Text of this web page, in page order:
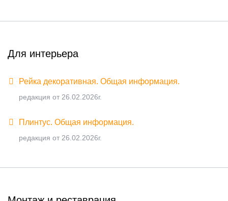
Для интерьера
Рейка декоративная. Общая информация.
редакция от 26.02.2026г.
Плинтус. Общая информация.
редакция от 26.02.2026г.